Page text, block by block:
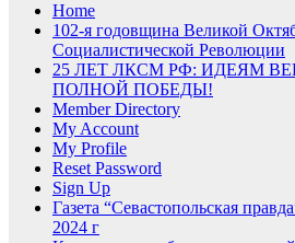
Home
102-я годовщина Великой
Социалистической Революции
25 ЛЕТ ЛКСМ РФ: ИДЕЯМ
ПОЛНОЙ ПОБЕДЫ!
Member Directory
My Account
My Profile
Reset Password
Sign Up
Газета “Севастопольская
2024 г